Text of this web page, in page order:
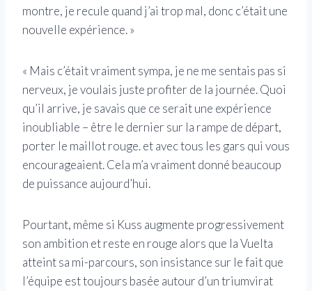
montre, je recule quand j’ai trop mal, donc c’était une
nouvelle expérience. »
« Mais c’était vraiment sympa, je ne me sentais pas si
nerveux, je voulais juste profiter de la journée. Quoi
qu’il arrive, je savais que ce serait une expérience
inoubliable – être le dernier sur la rampe de départ,
porter le maillot rouge. et avec tous les gars qui vous
encourageaient. Cela m’a vraiment donné beaucoup
de puissance aujourd’hui.
Pourtant, même si Kuss augmente progressivement
son ambition et reste en rouge alors que la Vuelta
atteint sa mi-parcours, son insistance sur le fait que
l’équipe est toujours basée autour d’un triumvirat